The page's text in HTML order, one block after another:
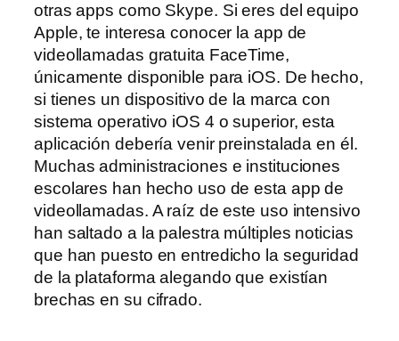
otras apps como Skype. Si eres del equipo
Apple, te interesa conocer la app de
videollamadas gratuita FaceTime,
únicamente disponible para iOS. De hecho,
si tienes un dispositivo de la marca con
sistema operativo iOS 4 o superior, esta
aplicación debería venir preinstalada en él.
Muchas administraciones e instituciones
escolares han hecho uso de esta app de
videollamadas. A raíz de este uso intensivo
han saltado a la palestra múltiples noticias
que han puesto en entredicho la seguridad
de la plataforma alegando que existían
brechas en su cifrado.